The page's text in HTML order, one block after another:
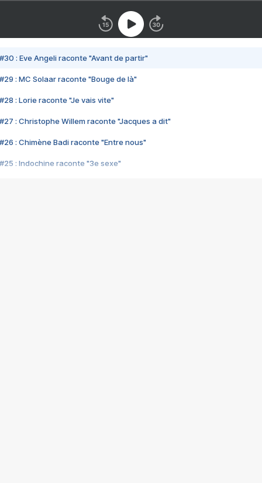
#30 : Eve Angeli raconte "Avant de partir"
#29 : MC Solaar raconte "Bouge de là"
#28 : Lorie raconte "Je vais vite"
#27 : Christophe Willem raconte "Jacques a dit"
#26 : Chimène Badi raconte "Entre nous"
#25 : Indochine raconte "3e sexe"